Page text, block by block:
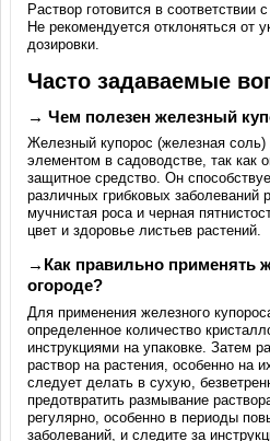
Раствор готовится в соответствии
Не рекомендуется отклоняться от
дозировки.
Часто задаваемые
→ Чем полезен железный
Железный купорос (железная
элементом в садоводстве, так как
защитное средство. Он
различных грибковых заболеваний
мучнистая роса и черная
цвет и здоровье листьев растений.
→Как правильно применять
огороде?
Для применения железного
определенное количество
инструкциями на упаковке. Затем
раствор на растения, особенно на
следует делать в сухую,
предотвратить размывание
регулярно, особенно в периоды
заболеваний, и следите за